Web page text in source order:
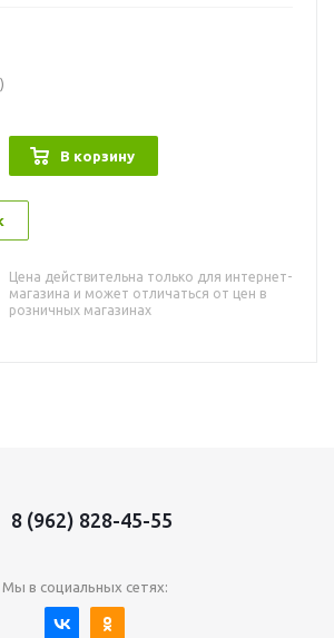
В корзину
Цена действительна только для интернет-
магазина и может отличаться от цен в
розничных магазинах
8 (962) 828-45-55
Мы в социальных сетях: